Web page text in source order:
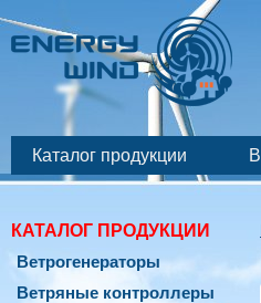
магазин
возобновляемой
бесперебойной
энергетики
Каталог продукции
КАТАЛОГ ПРОДУКЦИИ
Ветрогенераторы
Ветряные контроллеры